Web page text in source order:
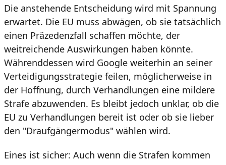
Die anstehende Entscheidung wird mit Spannung
erwartet. Die EU muss abwägen, ob sie tatsächlich
einen Präzedenzfall schaffen möchte, der
weitreichende Auswirkungen haben könnte.
Währenddessen wird Google weiterhin an seiner
Verteidigungsstrategie feilen, möglicherweise in
der Hoffnung, durch Verhandlungen eine mildere
Strafe abzuwenden. Es bleibt jedoch unklar, ob die
EU zu Verhandlungen bereit ist oder ob sie lieber
den "Draufgängermodus" wählen wird.
Eines ist sicher: Auch wenn die Strafen kommen